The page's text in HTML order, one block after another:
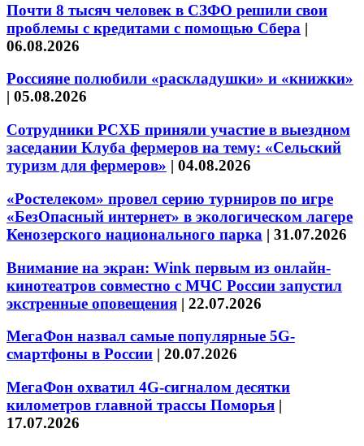
Почти 8 тысяч человек в СЗФО решили свои
проблемы с кредитами с помощью Сбера |
06.08.2026
Россияне полюбили «раскладушки» и «книжки»
| 05.08.2026
Сотрудники РСХБ приняли участие в выездном
заседании Клуба фермеров на тему: «Сельский
туризм для фермеров» | 04.08.2026
«Ростелеком» провел серию турниров по игре
«БезОпасный интернет» в экологическом лагере
Кенозерского национального парка | 31.07.2026
Внимание на экран: Wink первым из онлайн-
кинотеатров совместно с МЧС России запустил
экстренные оповещения | 22.07.2026
МегаФон назвал самые популярные 5G-
смартфоны в России | 20.07.2026
МегаФон охватил 4G-сигналом десятки
километров главной трассы Поморья |
17.07.2026